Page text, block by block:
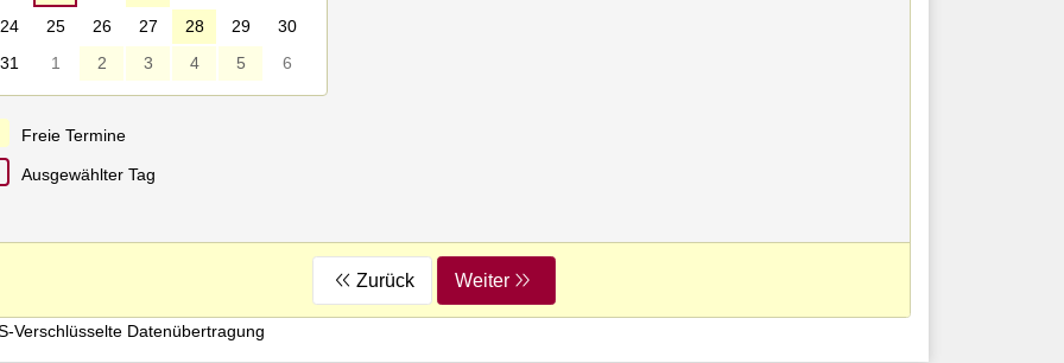
24
25 26 27 28 29
30
31
1 2 3 4 5 6
Freie Termine
Ausgewählter Tag
Zurück Weiter
Verschlüsselte Datenübertragung